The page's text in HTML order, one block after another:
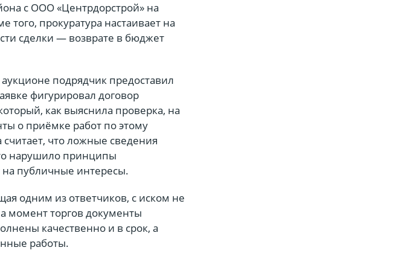
с ООО «Центрдорстрой» на
прокуратура настаивает на
сделки — возврате в бюджет
подрядчик предоставил
фигурировал договор
как выяснила проверка, на
о приёмке работ по этому
что ложные сведения
нарушило принципы
на публичные интересы.
одним из ответчиков, с иском не
момент торгов документы
качественно и в срок, а
работы.